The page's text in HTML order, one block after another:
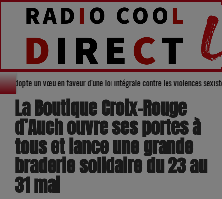
Gers adopte un vœu en faveur d'une loi intégrale contre les violences
La Boutique Croix-Rouge
d’Auch ouvre ses portes à
tous et lance une grande
braderie solidaire du 23 au
31 mai